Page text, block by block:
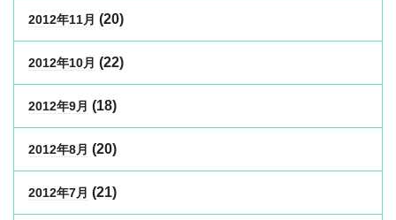
2012年11月 (20)
2012年10月 (22)
2012年9月 (18)
2012年8月 (20)
2012年7月 (21)